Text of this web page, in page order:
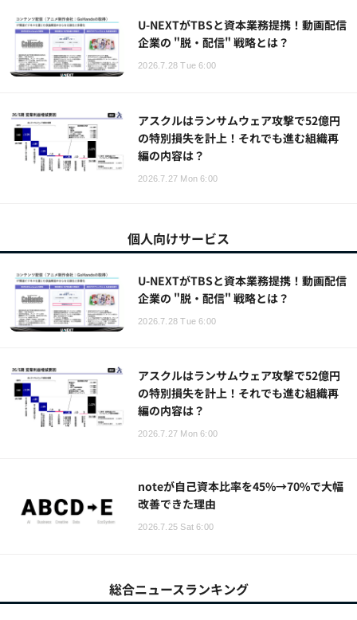
U-NEXTがTBSと資本業務提携！動画配信
企業の "脱・配信" 戦略とは？
2026.7.28 Tue 6:00
アスクルはランサムウェア攻撃で52億円
の特別損失を計上！それでも進む組織再
編の内容は？
2026.7.27 Mon 6:00
個人向けサービス
U-NEXTがTBSと資本業務提携！動画配信
企業の "脱・配信" 戦略とは？
2026.7.28 Tue 6:00
アスクルはランサムウェア攻撃で52億円
の特別損失を計上！それでも進む組織再
編の内容は？
2026.7.27 Mon 6:00
noteが自己資本比率を45%→70%で大幅
改善できた理由
2026.7.25 Sat 6:00
総合ニュースランキング